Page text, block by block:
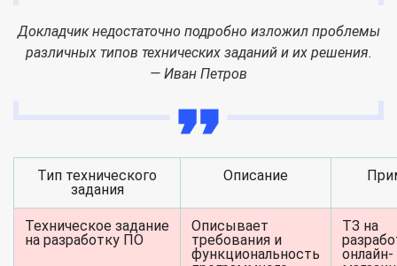
Докладчик недостаточно подробно изложил проблемы
различных типов технических заданий и их решения.
— Иван Петров
Тип технического
задания
Описание
Техническое задание
на разработку ПО
Описывает
требования и
функциональность
ТЗ на
онлайн-